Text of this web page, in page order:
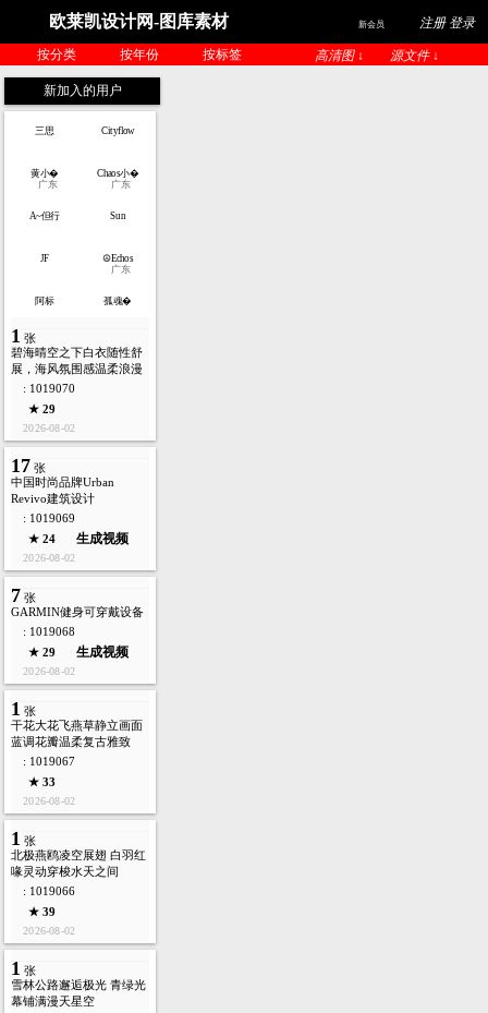
欧莱凯设计网-图库素材 新会员 注册 登录
按分类 按年份 按标签 高清图 ↓ 源文件 ↓
新加入的用户
三思 Cityflow
黄小�
广东
Chaos小�
广东
A~但行 Sun
JF
☮Echos
广东
阿标 孤魂�
1 张
碧海晴空之下白衣随性舒
展，海风氛围感温柔浪漫
: 1019070
★ 29
2026-08-02
17 张
中国时尚品牌Urban
Revivo建筑设计
: 1019069
★ 24
生成视频
2026-08-02
7 张
GARMIN健身可穿戴设备
: 1019068
★ 29
生成视频
2026-08-02
1 张
干花大花飞燕草静立画面
蓝调花瓣温柔复古雅致
: 1019067
★ 33
2026-08-02
1 张
北极燕鸥凌空展翅 白羽红
喙灵动穿梭水天之间
: 1019066
★ 39
2026-08-02
1 张
雪林公路邂逅极光 青绿光
幕铺满漫天星空